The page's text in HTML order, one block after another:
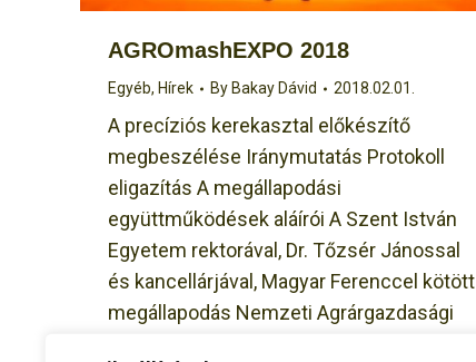
AGROmashEXPO 2018
Egyéb, Hírek By Bakay Dávid 2018.02.01.
A precíziós kerekasztal előkészítő
megbeszélése Iránymutatás Protokoll
eligazítás A megállapodási
együttműködések aláírói A Szent István
Egyetem rektorával, Dr. Tőzsér Jánossal
és kancellárjával, Magyar Ferenccel kötött
megállapodás Nemzeti Agrárgazdasági